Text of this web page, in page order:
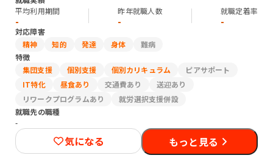
平均利用期間
-
昨年就職人数
-
就職定着率
-
対応障害
精神
知的 発達 身体
難病
特徴
集団支援
個別支援 個別カリキュラム
ピアサポート
IT特化
昼食あり 交通費あり
送迎あり
リワークプログラムあり
就労選択支援併設
就職先の職種
-
気になる もっと見る